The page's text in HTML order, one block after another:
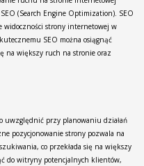
(Search Engine Optimization). SEO
widoczności strony internetowej w
SEO można osiągnąć
na większy ruch na stronie oraz
uwzględnić przy planowaniu działań
pozycjonowanie strony pozwala na
co przekłada się na większy
do witryny potencjalnych klientów,